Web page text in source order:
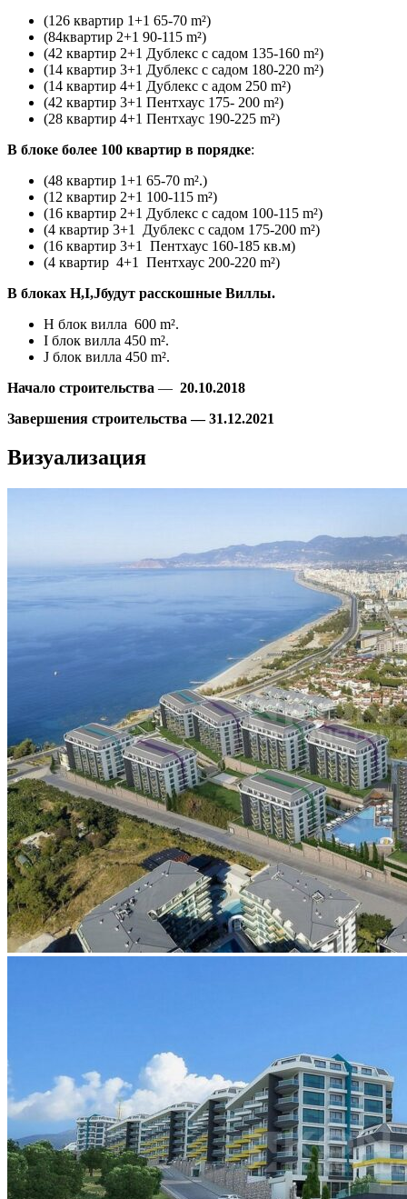
(126 квартир 1+1 65-70 m²)
(84квартир 2+1 90-115 m²)
(42 квартир 2+1 Дублекс с садом 135-160 m²)
(14 квартир 3+1 Дублекс с садом 180-220 m²)
(14 квартир 4+1 Дублекс с адом 250 m²)
(42 квартир 3+1 Пентхаус 175- 200 m²)
(28 квартир 4+1 Пентхаус 190-225 m²)
В блоке более 100 квартир в порядке:
(48 квартир 1+1 65-70 m².)
(12 квартир 2+1 100-115 m²)
(16 квартир 2+1 Дублекс с садом 100-115 m²)
(4 квартир 3+1 Дублекс с садом 175-200 m²)
(16 квартир 3+1 Пентхаус 160-185 кв.м)
(4 квартир 4+1 Пентхаус 200-220 m²)
В блоках H,I,Jбудут расскошные Виллы.
H блок вилла 600 m².
I блок вилла 450 m².
J блок вилла 450 m².
Начало строительства — 20.10.2018
Завершения строительства — 31.12.2021
Визуализация